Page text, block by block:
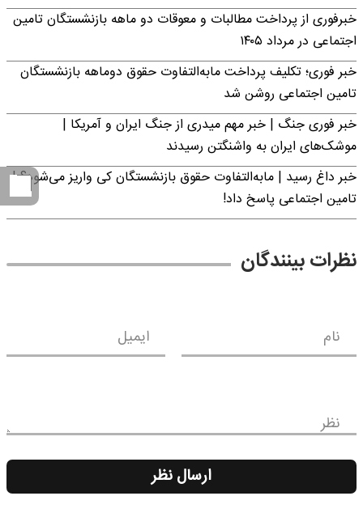
خبرفوری از پرداخت مطالبات و معوقات دو ماهه بازنشستگان تامین
اجتماعی در مرداد ۱۴۰۵
خبر فوری؛ تکلیف پرداخت مابه‌التفاوت حقوق دوماهه بازنشستگان
تامین اجتماعی روشن شد
خبر فوری جنگ | خبر مهم میدری از جنگ ایران و آمریکا |
موشک‌های ایران به واشنگتن رسیدند
خبر داغ رسید | مابه‌التفاوت حقوق بازنشستگان کی واریز می‌شود؟ |
تامین اجتماعی پاسخ داد!
نظرات بینندگان
نام ایمیل
نظر
ارسال نظر